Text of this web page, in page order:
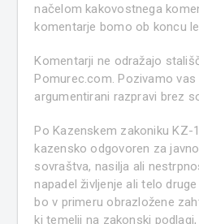
načelom kakovostnega
komentarje bomo ob koncu
Komentarji ne odražajo
Pomurec.com. Pozivamo vas
argumentirani razpravi brez
Po Kazenskem zakoniku KZ-
kazensko odgovoren za
sovraštva, nasilja ali
napadel življenje ali telo
bo v primeru obrazložene
ki temelji na zakonski